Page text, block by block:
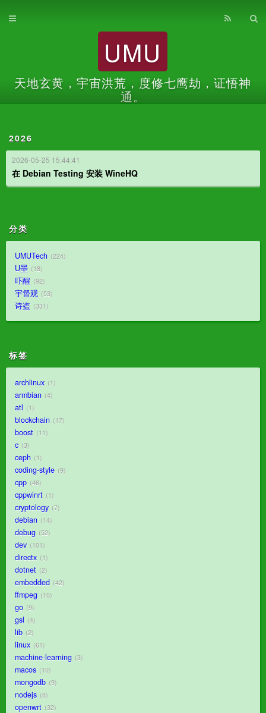
UMU
天地玄黄，宇宙洪荒，度修七鹰劫，证悟神
通。
2026
2026-05-25 15:44:41
在 Debian Testing 安装 WineHQ
分类
UMUTech 224
U墨 18
吓醒 92
宇督观 53
诗盗 331
标签
archlinux 1
armbian 4
atl 1
blockchain 17
boost 11
c 3
ceph 1
coding-style 9
cpp 46
cppwinrt 1
cryptology 7
debian 14
debug 52
dev 101
directx 1
dotnet 2
embedded 42
ffmpeg 10
go 9
gsl 4
lib 2
linux 61
machine-learning 3
macos 10
mongodb 9
nodejs 8
openwrt 32
首页
关于